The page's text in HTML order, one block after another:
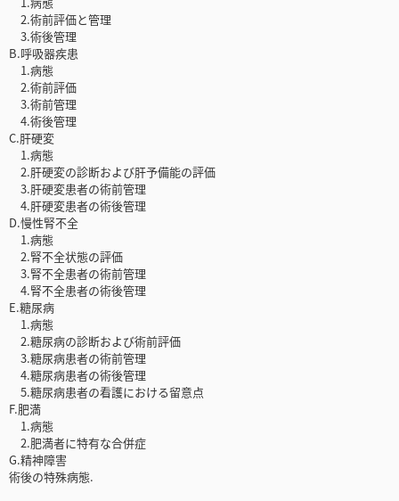
2.術前評価と管理
3.術後管理
B.呼吸器疾患
1.病態
2.術前評価
3.術前管理
4.術後管理
C.肝硬変
1.病態
2.肝硬変の診断および肝予備能の評価
3.肝硬変患者の術前管理
4.肝硬変患者の術後管理
D.慢性腎不全
1.病態
2.腎不全状態の評価
3.腎不全患者の術前管理
4.腎不全患者の術後管理
E.糖尿病
1.病態
2.糖尿病の診断および術前評価
3.糖尿病患者の術前管理
4.糖尿病患者の術後管理
5.糖尿病患者の看護における留意点
F.肥満
1.病態
2.肥満者に特有な合併症
G.精神障害
術後の特殊病態.